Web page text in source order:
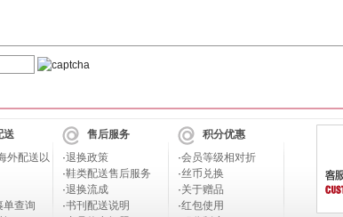
送
外配送以
单查询
售后服务
·退换政策
·鞋类配送售后服务
·退换流成
·书刊配送说明
积分优惠
·会员等级相对折
·丝币兑换
·关于赠品
·红包使用